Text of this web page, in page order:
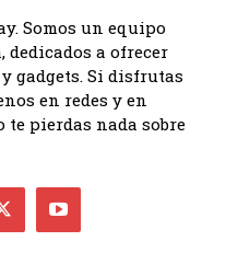
Somos un equipo
a ofrecer
gadgets. Si disfrutas
en redes y en
te pierdas nada sobre